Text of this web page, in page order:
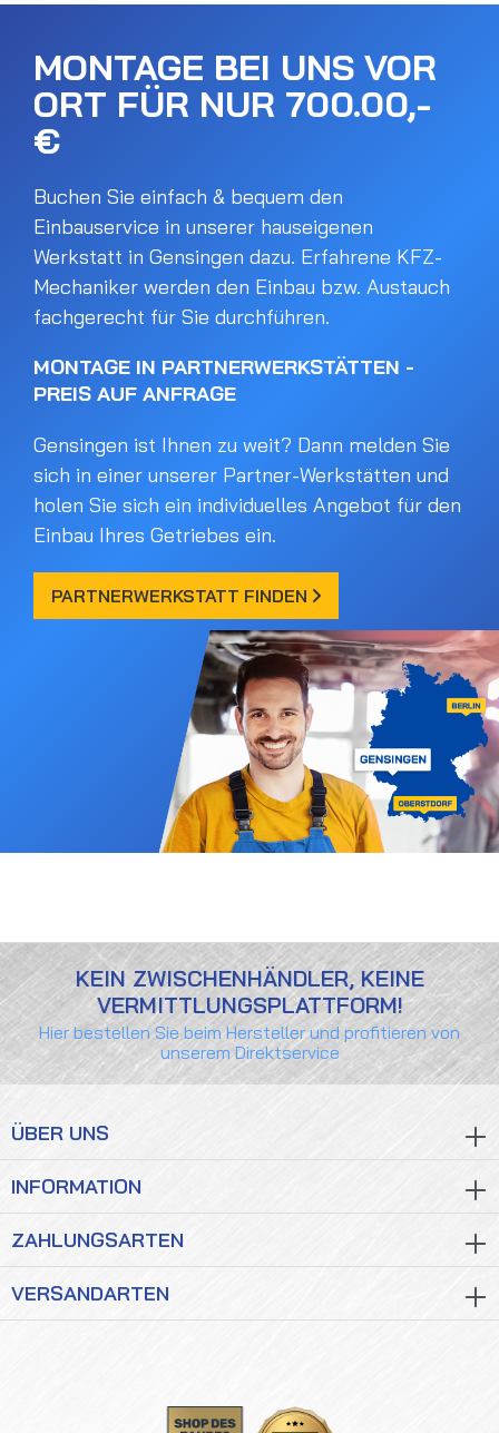
MONTAGE BEI UNS VOR
ORT FÜR NUR 700.00,-
€
Buchen Sie einfach & bequem den
Einbauservice in unserer hauseigenen
Werkstatt in Gensingen dazu. Erfahrene KFZ-
Mechaniker werden den Einbau bzw. Austauch
fachgerecht für Sie durchführen.
MONTAGE IN PARTNERWERKSTÄTTEN -
PREIS AUF ANFRAGE
Gensingen ist Ihnen zu weit? Dann melden Sie
sich in einer unserer Partner-Werkstätten und
holen Sie sich ein individuelles Angebot für den
Einbau Ihres Getriebes ein.
PARTNERWERKSTATT FINDEN
KEIN ZWISCHENHÄNDLER, KEINE
VERMITTLUNGSPLATTFORM!
Hier bestellen Sie beim Hersteller und profitieren von
unserem Direktservice
ÜBER UNS
INFORMATION
ZAHLUNGSARTEN
VERSANDARTEN